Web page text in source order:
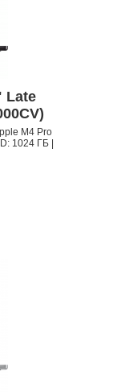
Late
M4 Pro
1024 ГБ |